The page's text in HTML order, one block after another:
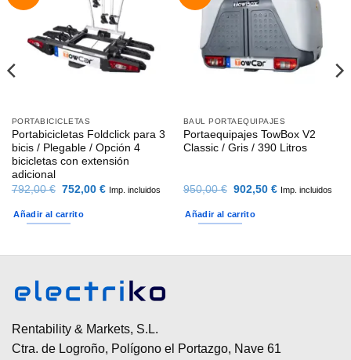
PORTABICICLETAS
Portabicicletas Foldclick para 3
bicis / Plegable / Opción 4
bicicletas con extensión
adicional
792,00€ El
precio
original
era:
752,00 €El
precio
Imp. incluidos
Añadir al carrito
BAUL PORTAEQUIPAJES
Portaequipajes TowBox V2
Classic / Gris / 390 Litros
950,00€ El
precio
original
era:
902,50 €El
precio
Imp. incluidos
Añadir al carrito
Rentability & Markets, S.L.
Ctra. de Logroño, Polígono el Portazgo, Nave 61